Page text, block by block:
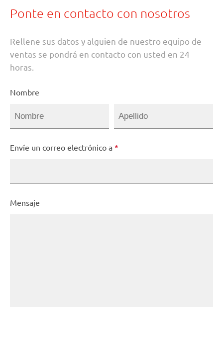
Ponte en contacto con nosotros
Rellene sus datos y alguien de nuestro equipo de
ventas se pondrá en contacto con usted en 24
horas.
Nombre
Envíe un correo electrónico a *
Mensaje